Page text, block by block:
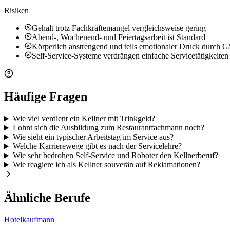
Risiken
Gehalt trotz Fachkräftemangel vergleichsweise gering
Abend-, Wochenend- und Feiertagsarbeit ist Standard
Körperlich anstrengend und teils emotionaler Druck durch
Self-Service-Systeme verdrängen einfache Servicetätigkeiten
Häufige Fragen
Wie viel verdient ein Kellner mit Trinkgeld?
Lohnt sich die Ausbildung zum Restaurantfachmann noch?
Wie sieht ein typischer Arbeitstag im Service aus?
Welche Karrierewege gibt es nach der Servicelehre?
Wie sehr bedrohen Self-Service und Roboter den Kellnerberuf?
Wie reagiere ich als Kellner souverän auf Reklamationen?
Ähnliche Berufe
Hotelkaufmann